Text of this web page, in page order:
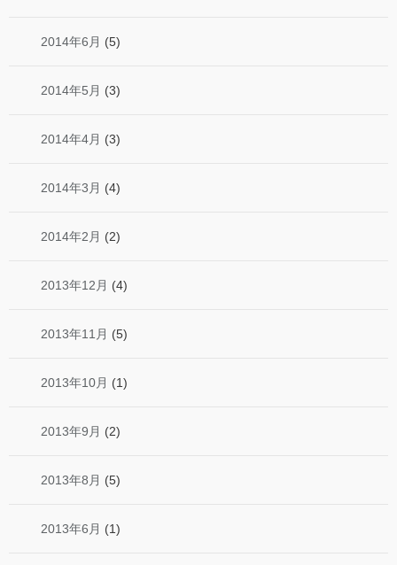
2014年6月 (5)
2014年5月 (3)
2014年4月 (3)
2014年3月 (4)
2014年2月 (2)
2013年12月 (4)
2013年11月 (5)
2013年10月 (1)
2013年9月 (2)
2013年8月 (5)
2013年6月 (1)